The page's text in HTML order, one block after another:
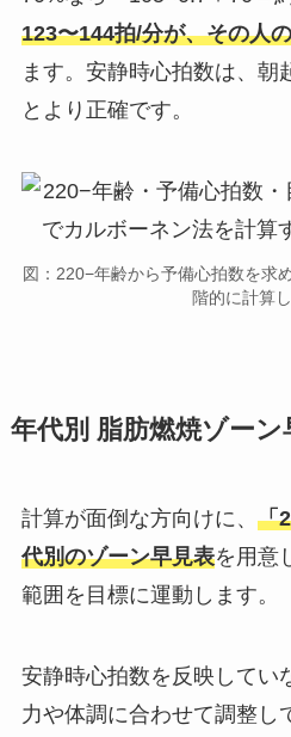
123〜144拍/分が、その人
ます。安静時心拍数は、朝
とより正確です。
図：220−年齢から予備心拍数を求
階的に計算し
年代別 脂肪燃焼ゾーン
計算が面倒な方向けに、 「
代別のゾーン早見表を用意
範囲を目標に運動します。
安静時心拍数を反映してい
力や体調に合わせて調整し